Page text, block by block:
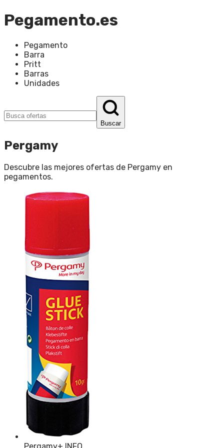
Pegamento.es
Pegamento
Barra
Pritt
Barras
Unidades
Buscar
Pergamy
Descubre las mejores ofertas de Pergamy en
pegamentos.
Pergamy+ INFO